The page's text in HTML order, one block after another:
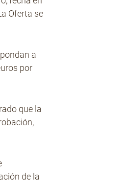
Oferta se
a
por
que la
de la